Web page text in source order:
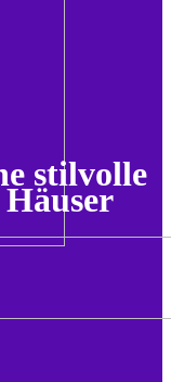
stilvolle